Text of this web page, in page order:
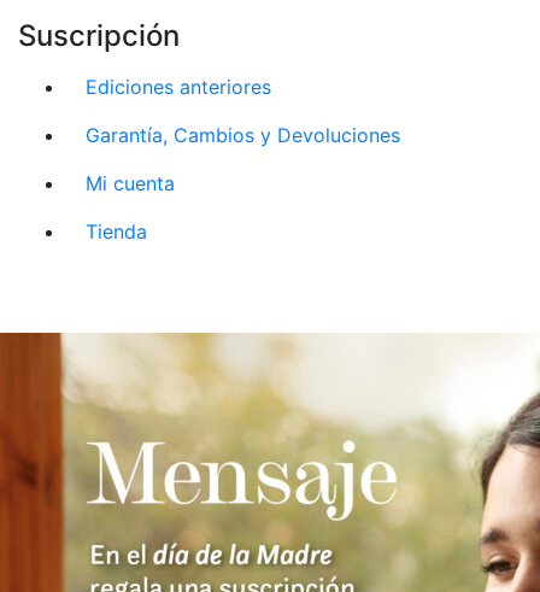
Suscripción
Ediciones anteriores
Garantía, Cambios y Devoluciones
Mi cuenta
Tienda